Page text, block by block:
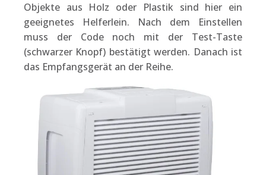
Objekte aus Holz oder Plastik sind hier ein
geeignetes Helferlein. Nach dem Einstellen
muss der Code noch mit der Test-Taste
(schwarzer Knopf) bestätigt werden. Danach ist
das Empfangsgerät an der Reihe.